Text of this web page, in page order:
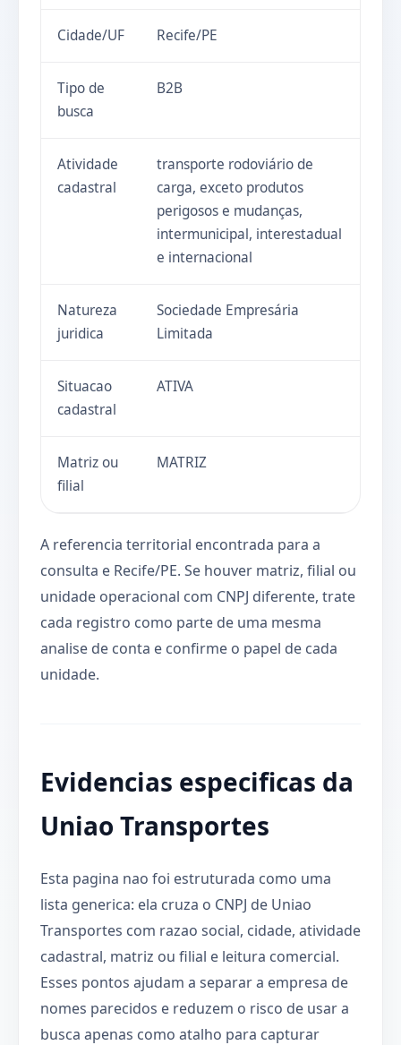
Cidade/UF Recife/PE
Tipo de
busca
B2B
Atividade
cadastral
transporte rodoviário de
carga, exceto produtos
perigosos e mudanças,
intermunicipal, interestadual
e internacional
Natureza
juridica
Sociedade Empresária
Limitada
Situacao
cadastral
ATIVA
Matriz ou
filial
MATRIZ
A referencia territorial encontrada para a
consulta e Recife/PE. Se houver matriz, filial ou
unidade operacional com CNPJ diferente, trate
cada registro como parte de uma mesma
analise de conta e confirme o papel de cada
unidade.
Evidencias especificas da
Uniao Transportes
Esta pagina nao foi estruturada como uma
lista generica: ela cruza o CNPJ de Uniao
Transportes com razao social, cidade, atividade
cadastral, matriz ou filial e leitura comercial.
Esses pontos ajudam a separar a empresa de
nomes parecidos e reduzem o risco de usar a
busca apenas como atalho para capturar